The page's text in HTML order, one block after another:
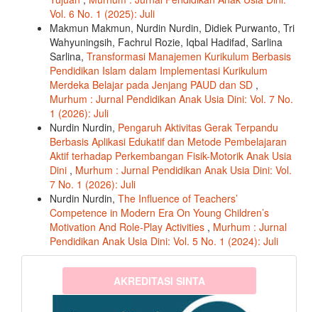
Vol. 6 No. 1 (2025): Juli
Makmun Makmun, Nurdin Nurdin, Didiek Purwanto, Tri
Wahyuningsih, Fachrul Rozie, Iqbal Hadifad, Sarlina
Sarlina, Transformasi Manajemen Kurikulum Berbasis
Pendidikan Islam dalam Implementasi Kurikulum
Merdeka Belajar pada Jenjang PAUD dan SD ,
Murhum : Jurnal Pendidikan Anak Usia Dini: Vol. 7 No.
1 (2026): Juli
Nurdin Nurdin, Pengaruh Aktivitas Gerak Terpandu
Berbasis Aplikasi Edukatif dan Metode Pembelajaran
Aktif terhadap Perkembangan Fisik-Motorik Anak Usia
Dini , Murhum : Jurnal Pendidikan Anak Usia Dini: Vol.
7 No. 1 (2026): Juli
Nurdin Nurdin, The Influence of Teachers’
Competence in Modern Era On Young Children’s
Motivation And Role-Play Activities , Murhum : Jurnal
Pendidikan Anak Usia Dini: Vol. 5 No. 1 (2024): Juli
sinta3 AKREDITASI SINTA